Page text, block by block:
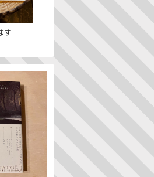
す